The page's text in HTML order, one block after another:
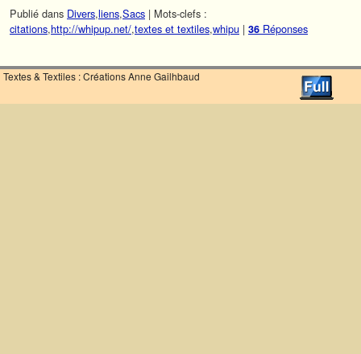
Publié dans Divers,liens,Sacs | Mots-clefs :
citations,http://whipup.net/,textes et textiles,whipu | 36 Réponses
Textes & Textiles : Créations Anne Gailhbaud